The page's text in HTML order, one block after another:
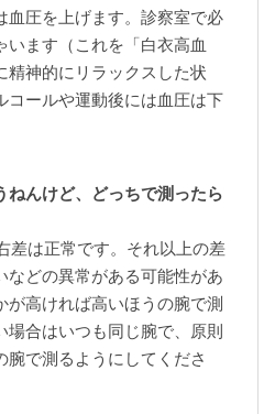
血圧を上げます。診察室で必
います（これを「白衣高血
精神的にリラックスした状
コールや運動後には血圧は下
ねんけど、どっちで測ったら
差は正常です。それ以上の差
などの異常がある可能性があ
が高ければ高いほうの腕で測
場合はいつも同じ腕で、原則
腕で測るようにしてくださ